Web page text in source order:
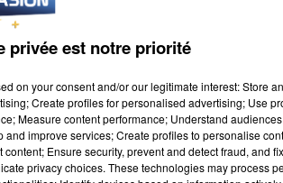
privée est notre priorité
on your consent and/or our legitimate interest: Store
Create profiles for personalised advertising; Use
Measure content performance; Understand
improve services; Create profiles to personalise
Ensure security, prevent and detect fraud, and
privacy choices. These technologies may process